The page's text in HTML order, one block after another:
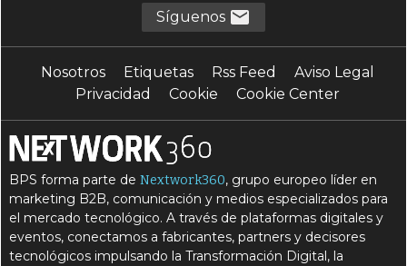
erp
Síguenos
Nosotros Etiquetas Rss Feed
Aviso Legal
Privacidad
Cookie Cookie Center
BPS forma parte deNextwork360, grupo europeo líder en
marketing B2B, comunicación y medios especializados para
el mercado tecnológico. A través de plataformas digitales y
eventos, conectamos a fabricantes, partners y decisores
tecnológicos impulsando la Transformación Digital, la